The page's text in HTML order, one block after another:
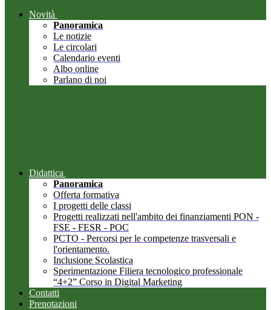
Novità
Panoramica
Le notizie
Le circolari
Calendario eventi
Albo online
Parlano di noi
Didattica
Panoramica
Offerta formativa
I progetti delle classi
Progetti realizzati nell'ambito dei finanziamenti PON -
FSE - FESR - POC
PCTO - Percorsi per le competenze trasversali e
l'orientamento.
Inclusione Scolastica
Sperimentazione Filiera tecnologico professionale
“4+2” Corso in Digital Marketing
Contatti
Prenotazioni